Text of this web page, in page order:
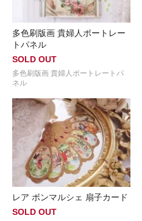
多色刷版画 貴婦人ポートレー
トパネル
SOLD OUT
多色刷版画 貴婦人ポートレートパ
ネル
レア ボンマルシェ 扇子カード
SOLD OUT